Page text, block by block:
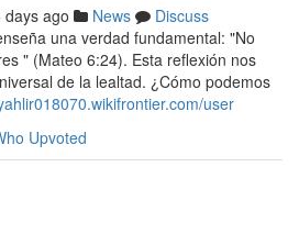
days ago News
Discuss
una verdad fundamental: "No
" (Mateo 6:24). Esta reflexión nos
de la lealtad. ¿Cómo podemos
user
Upvoted